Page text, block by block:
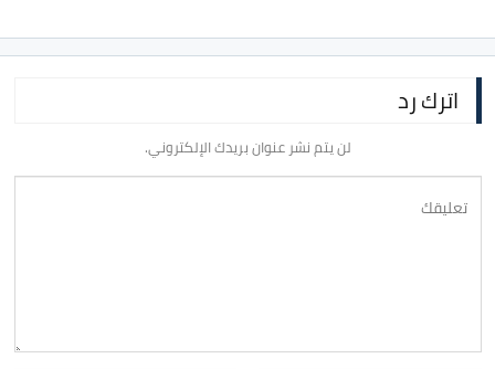
اترك رد
لن يتم نشر عنوان بريدك الإلكتروني.